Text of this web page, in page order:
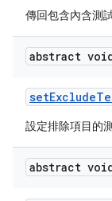
傳回包含內含測
abstract
setExclude
設定排除項目的
abstract